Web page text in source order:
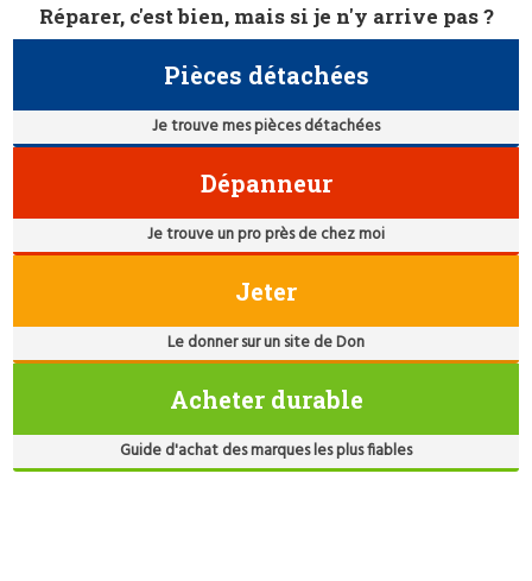
Réparer, c'est bien, mais si je n'y arrive pas ?
Pièces détachées
Je trouve mes pièces détachées
Dépanneur
Je trouve un pro près de chez moi
Jeter
Le donner sur un site de Don
Acheter durable
Guide d'achat des marques les plus fiables